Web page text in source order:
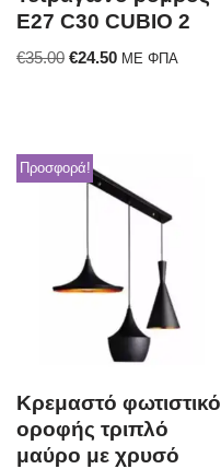
E27 C30 CUBIO 2
€35.00 €24.50 ΜΕ ΦΠΑ
Προσφορά!
Κρεμαστό φωτιστικό
οροφής τριπλό
μαύρο με χρυσό